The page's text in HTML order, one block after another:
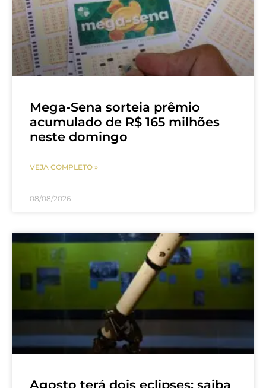
Mega-Sena sorteia prêmio
acumulado de R$ 165 milhões
neste domingo
VEJA COMPLETO »
08/08/2026
Agosto terá dois eclipses; saiba